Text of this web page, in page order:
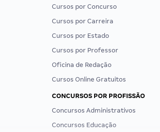
Cursos por Concurso
Cursos por Carreira
Cursos por Estado
Cursos por Professor
Oficina de Redação
Cursos Online Gratuitos
CONCURSOS POR PROFISSÃO
Concursos Administrativos
Concursos Educação